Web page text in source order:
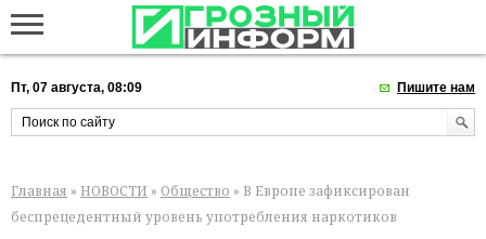
Пт, 07 августа, 08:09 Пишите нам
Главная » НОВОСТИ » Общество » В Европе зафиксирован
беспрецедентный уровень употребления наркотиков